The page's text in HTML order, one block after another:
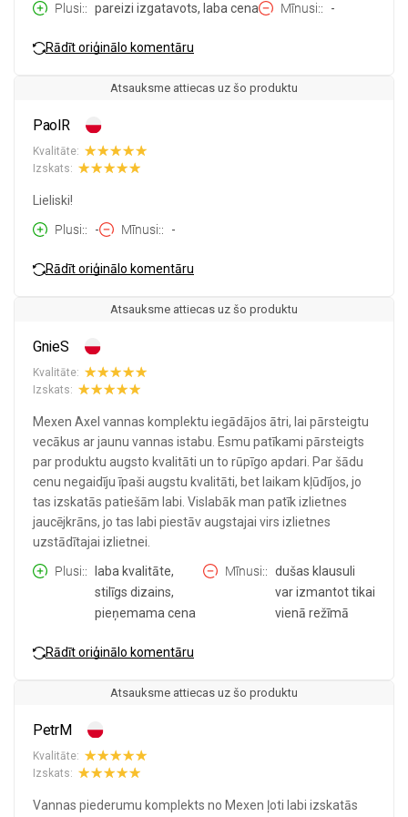
Plusi:
pareizi izgatavots, laba cena Mīnusi: -
Rādīt oriģinālo komentāru
Atsauksme attiecas uz šo produktu
PaolR
Kvalitāte:
Izskats:
Lieliski!
Plusi:
- Mīnusi: -
Rādīt oriģinālo komentāru
Atsauksme attiecas uz šo produktu
GnieS
Kvalitāte:
Izskats:
Mexen Axel vannas komplektu iegādājos ātri, lai pārsteigtu
vecākus ar jaunu vannas istabu. Esmu patīkami pārsteigts
par produktu augsto kvalitāti un to rūpīgo apdari. Par šādu
cenu negaidīju īpaši augstu kvalitāti, bet laikam kļūdījos, jo
tas izskatās patiešām labi. Vislabāk man patīk izlietnes
jaucējkrāns, jo tas labi piestāv augstajai virs izlietnes
uzstādītajai izlietnei.
Plusi:
laba kvalitāte,
stilīgs dizains,
pieņemama cena
Mīnusi:
dušas klausuli
var izmantot tikai
vienā režīmā
Rādīt oriģinālo komentāru
Atsauksme attiecas uz šo produktu
PetrM
Kvalitāte:
Izskats:
Vannas piederumu komplekts no Mexen ļoti labi izskatās